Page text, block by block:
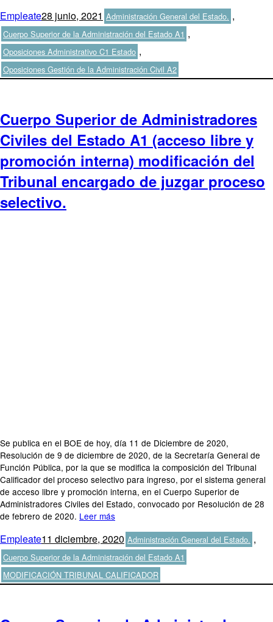
Autor
EmpleatePublicado
el
28 junio, 2021 Categorías
Administración General del Estado. ,
Cuerpo Superior de la Administración del Estado A1 ,
Oposiciones Administrativo C1 Estado ,
Oposiciones Gestión de la Administración Civil A2
Cuerpo Superior de Administradores
Civiles del Estado A1 (acceso libre y
promoción interna) modificación del
Tribunal encargado de juzgar proceso
selectivo.
Se publica en el BOE de hoy, día 11 de Diciembre de 2020,
Resolución de 9 de diciembre de 2020, de la Secretaría General de
Función Pública, por la que se modifica la composición del Tribunal
Calificador del proceso selectivo para ingreso, por el sistema general
de acceso libre y promoción interna, en el Cuerpo Superior de
Administradores Civiles del Estado, convocado por Resolución de 28
de febrero de 2020. Leer más
Autor
EmpleatePublicado
el
11 diciembre, 2020 Categorías
Administración General del Estado. ,
Cuerpo Superior de la Administración del Estado A1
MODIFICACIÓN TRIBUNAL CALIFICADOR